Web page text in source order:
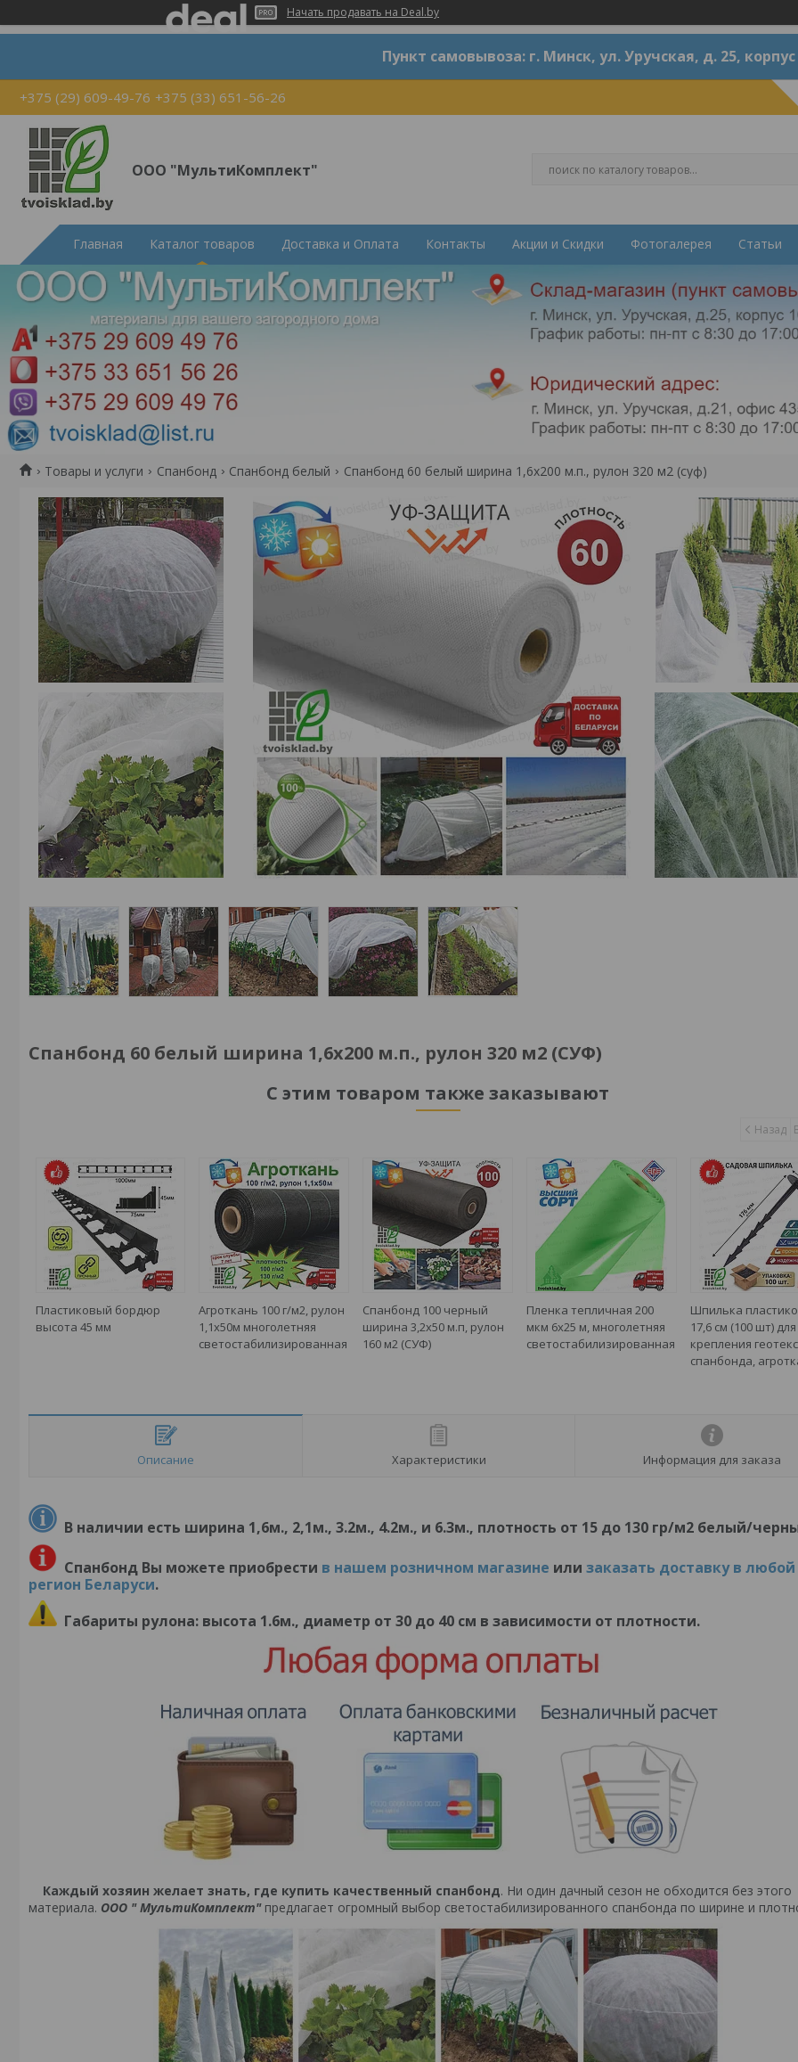
Начать продавать на Deal.by
Пункт самовывоза: г. Минск, ул. Уручская, д. 25, корпус
+375 (29) 609-49-76 +375 (33) 651-56-26
ООО "МультиКомплект"
Главная Каталог товаров Доставка и Оплата Контакты Акции и Скидки Фотогалерея Статьи
Товары и услуги Спанбонд Спанбонд белый Спанбонд 60 белый ширина 1,6х200 м.п., рулон 320 м2 (суф)
Спанбонд 60 белый ширина 1,6х200 м.п., рулон 320 м2 (СУФ)
С этим товаром также заказывают
Назад
Пластиковый бордюр
высота 45 мм
Агроткань 100 г/м2, рулон
1,1х50м многолетняя
светостабилизированная
Спанбонд 100 черный
ширина 3,2х50 м.п, рулон
160 м2 (СУФ)
Пленка тепличная 200
мкм 6х25 м, многолетняя
светостабилизированная
Шпилька
17,6 см (100 шт) для
крепления
спанбонда,
Описание Характеристики Информация для заказа
В наличии есть ширина 1,6м., 2,1м., 3.2м., 4.2м., и 6.3м., плотность от 15 до 130 гр/м2 белый/
Спанбонд Вы можете приобрести в нашем розничном магазине или заказать доставку в любой
регион Беларуси.
Габариты рулона: высота 1.6м., диаметр от 30 до 40 см в зависимости от плотности.
Каждый хозяин желает знать, где купить качественный спанбонд. Ни один дачный сезон не обходится без этого
материала. ООО " МультиКомплект"предлагает огромный выбор светостабилизированного спанбонда по ширине и